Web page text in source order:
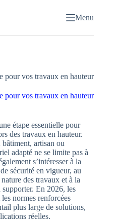
Menu
pour vos travaux en hauteur
pour vos travaux en hauteur
étape essentielle pour
des travaux en hauteur.
artisan ou
adapté ne se limite pas à
s’intéresser à la
sécurité en vigueur, au
des travaux et à la
supporter. En 2026, les
normes renforcées
plus large de solutions,
réelles.